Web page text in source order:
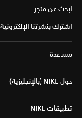
ابحث عن متجر
اشترك بنشرتنا الإلكترونية
مساعدة
حول NIKE (بالإنجليزية)
تطبيقات NIKE